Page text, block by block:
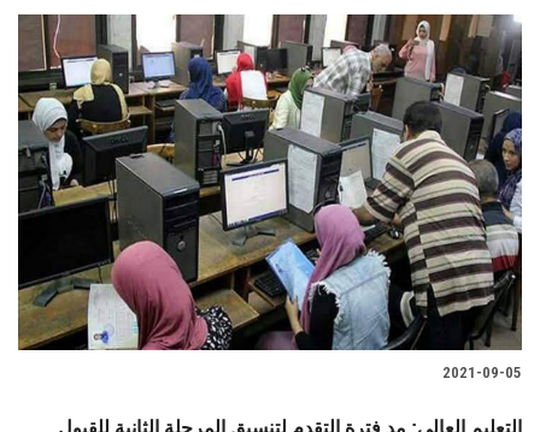
2021-09-05
التعليم العالي: مد فترة التقدم لتنسيق المرحلة الثانية للقبول